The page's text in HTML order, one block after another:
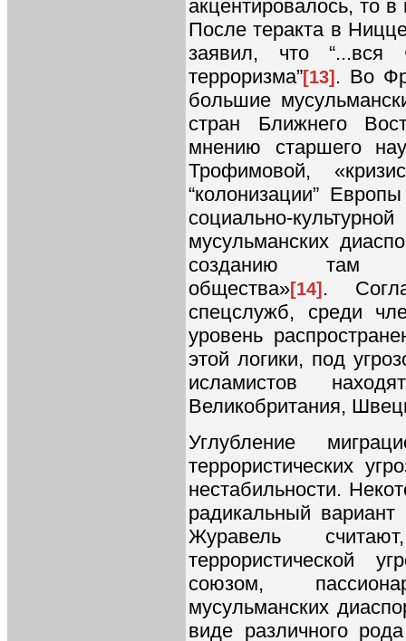
акцентировалось, то
После теракта в
заявил, что “...вся
терроризма”[13] . Во
большие
стран Ближнего
мнению старшего
Трофимовой,
“колонизации”
социально-
мусульманских
созданию там
общества»[14] .
спецслужб, среди
уровень
этой логики, под
исламистов
Великобритания,
Углубление
террористических
нестабильности.
радикальный
Журавель
террористической
союзом,
мусульманских
виде различного